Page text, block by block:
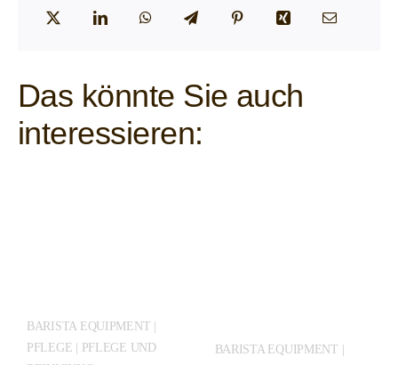
Das könnte Sie auch
interessieren:
BARISTA EQUIPMENT |
PFLEGE | PFLEGE UND
BARISTA EQUIPMENT |